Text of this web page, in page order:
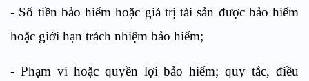
- Số tiền bảo hiểm hoặc giá trị tài sản được bảo hiểm
hoặc giới hạn trách nhiệm bảo hiểm;
- Phạm vi hoặc quyền lợi bảo hiểm; quy tắc, điều